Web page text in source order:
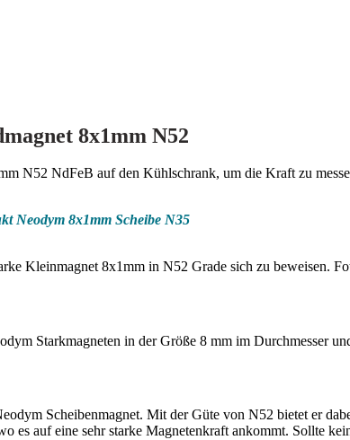
8x1mm N52
N52 NdFeB auf den Kühlschrank, um die Kraft zu
Neodym 8x1mm Scheibe N35
Kleinmagnet 8x1mm in N52 Grade sich zu beweisen.
Starkmagneten in der Größe 8 mm im Durchmesser
Scheibenmagnet. Mit der Güte von N52 bietet er
es auf eine sehr starke Magnetenkraft ankommt. Sollte